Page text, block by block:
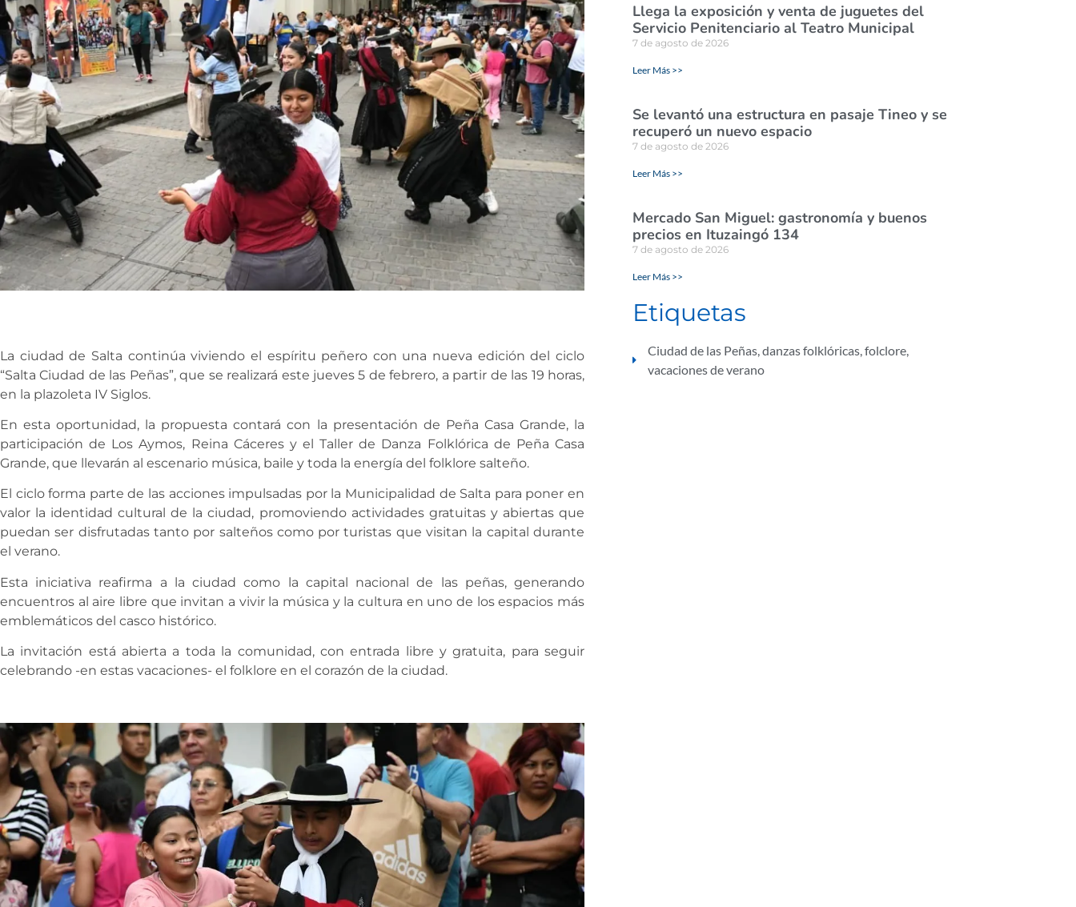
La ciudad de Salta continúa viviendo el espíritu peñero con una nueva edición del ciclo
“Salta Ciudad de las Peñas”, que se realizará este jueves 5 de febrero, a partir de las 19 horas,
en la plazoleta IV Siglos.
En esta oportunidad, la propuesta contará con la presentación de Peña Casa Grande, la
participación de Los Aymos, Reina Cáceres y el Taller de Danza Folklórica de Peña Casa
Grande, que llevarán al escenario música, baile y toda la energía del folklore salteño.
El ciclo forma parte de las acciones impulsadas por la Municipalidad de Salta para poner en
valor la identidad cultural de la ciudad, promoviendo actividades gratuitas y abiertas que
puedan ser disfrutadas tanto por salteños como por turistas que visitan la capital durante
el verano.
Esta iniciativa reafirma a la ciudad como la capital nacional de las peñas, generando
encuentros al aire libre que invitan a vivir la música y la cultura en uno de los espacios más
emblemáticos del casco histórico.
La invitación está abierta a toda la comunidad, con entrada libre y gratuita, para seguir
celebrando -en estas vacaciones- el folklore en el corazón de la ciudad.
Llega la exposición y venta de juguetes del
Servicio Penitenciario al Teatro Municipal
7 de agosto de 2026
Leer Más >>
Se levantó una estructura en pasaje Tineo y se
recuperó un nuevo espacio
7 de agosto de 2026
Leer Más >>
Mercado San Miguel: gastronomía y buenos
precios en Ituzaingó 134
7 de agosto de 2026
Leer Más >>
Etiquetas
Ciudad de las Peñas,danzas folklóricas,folclore,
vacaciones de verano